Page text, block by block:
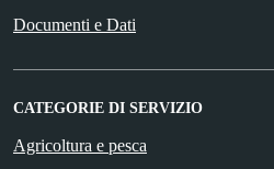
Documenti e Dati
CATEGORIE DI SERVIZIO
Agricoltura e pesca